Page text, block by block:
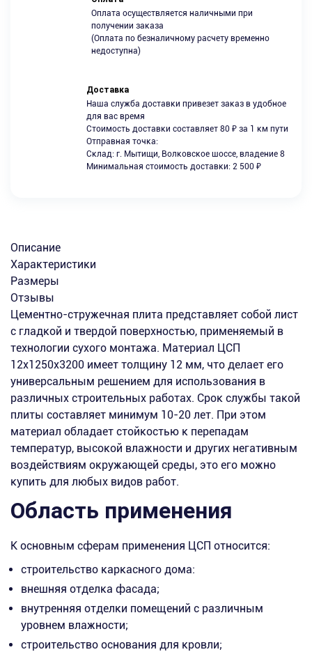
Оплата осуществляется наличными при
получении заказа
(Оплата по безналичному расчету временно
недоступна)
Доставка
Наша служба доставки привезет заказ в удобное
для вас время
Стоимость доставки составляет 80 ₽ за 1 км пути
Отправная точка:
Склад: г. Мытищи, Волковское шоссе, владение 8
Минимальная стоимость доставки: 2 500 ₽
Описание
Характеристики
Размеры
Отзывы
Цементно-стружечная плита представляет собой лист
с гладкой и твердой поверхностью, применяемый в
технологии сухого монтажа. Материал ЦСП
12х1250х3200 имеет толщину 12 мм, что делает его
универсальным решением для использования в
различных строительных работах. Срок службы такой
плиты составляет минимум 10-20 лет. При этом
материал обладает стойкостью к перепадам
температур, высокой влажности и других негативным
воздействиям окружающей среды, это его можно
купить для любых видов работ.
Область применения
К основным сферам применения ЦСП относится:
строительство каркасного дома:
внешняя отделка фасада;
внутренняя отделки помещений с различным
уровнем влажности;
строительство основания для кровли;